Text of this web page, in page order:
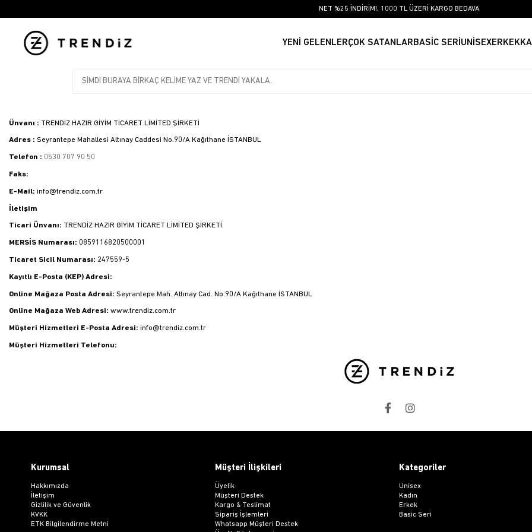
NET %25 İNDİRİM!, 1000 TL ÜZERİ KARGO BEDAVA
YENİ GELENLERÇOK SATANLARBASİC SERİ UNİSEXERKEK
Ünvanı : TRENDİZ HAZIR GİYİM TİCARET LİMİTED ŞİRKETİ
Adres : Seyrantepe Mahallesi Altınay Caddesi No.90/A Kağıthane İSTANBUL
Telefon : 0530 707 90 50
Faks:
E-Mail: info@trendiz.com.tr
İletişim
Ticari Ünvanı: TRENDİZ HAZIR GİYİM TİCARET LİMİTED ŞİRKETİ.
MERSİS Numarası: 0859116820500001
Ticaret Sicil Numarası: 247559-5
Kayıtlı E-Posta (KEP) Adresi:
Online Mağaza Posta Adresi: Seyrantepe Mah. Altınay Cad. No.90/A Kağıthane İSTANBUL
Online Mağaza Web Adresi: www.trendiz.com.tr
Müşteri Hizmetleri E-Posta Adresi: info@trendiz.com.tr
Müşteri Hizmetleri Telefonu:
Kurumsal
Hakkımızda
İletişim
Gizlilik ve Güvenlik
KVKK
ETK Bilgilendirme Metni
Müşteri İlişkileri
Üyelik
Müşteri Destek
Kargo & Teslimat
Sipariş İşlemleri
Whatsapp Müşteri Destek
Kategoriler
Unisex
Kadın
Erkek
Basic Seri